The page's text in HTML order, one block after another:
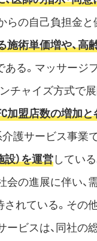
らの自己負担金
術単価増や、高
ある。マッサージ
チャイズ方式で
加盟店数の増加
護サービス事業で
）を運営してい
の進展に伴い、
れている。その
ービスは、同社